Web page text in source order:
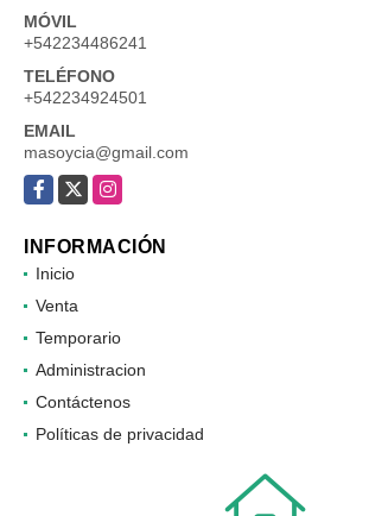
MÓVIL
+542234486241
TELÉFONO
+542234924501
EMAIL
masoycia@gmail.com
Facebook
X Instagram
INFORMACIÓN
Inicio
Venta
Temporario
Administracion
Contáctenos
Políticas de privacidad